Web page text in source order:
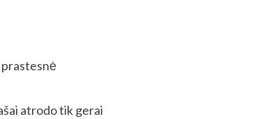
atrodo tik gerai